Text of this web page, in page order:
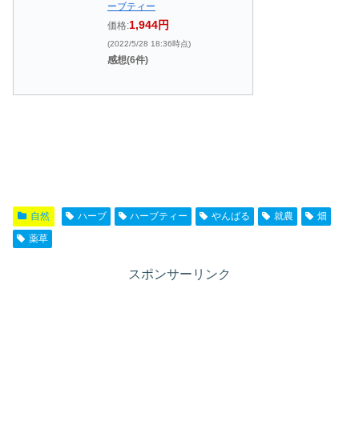
ーブティー
価格:1,944円
(2022/5/28 18:36時点)
感想(6件)
自然 ハーブ ハーブティー やんばる 就農
畑
薬草
スポンサーリンク